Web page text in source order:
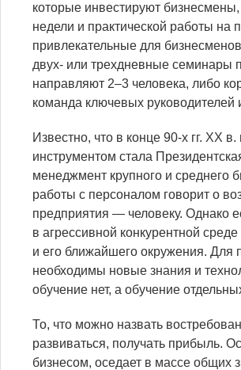
которые инвестируют
недели и практической работы на
привлекательные для
двух- или трехдневные семинары
направляют 2–3 человека, либо
команда ключевых руководителей
Известно, что в конце 90-х гг.
инструментом стала
менеджмент крупного и среднего
работы с персоналом говорит о
предприятия — человеку. Однако
в агрессивной конкурентной
и его ближайшего окружения. Для
необходимы новые знания и
обучение нет, а обучение
То, что можно назвать
развиваться, получать прибыль.
бизнесом, оседает в массе общих